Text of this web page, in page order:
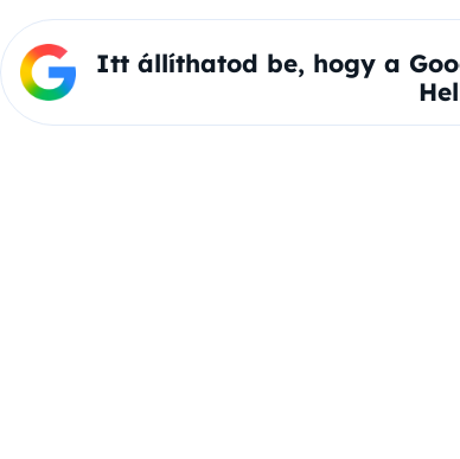
Itt állíthatod be, hogy a